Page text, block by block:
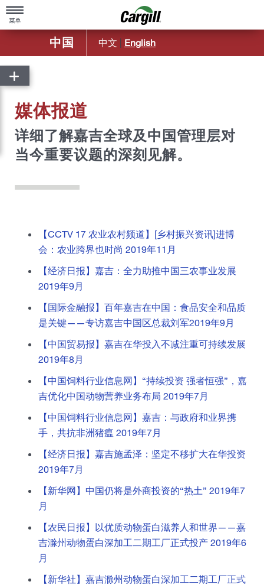
关于嘉吉
嘉吉概览
公司简介
造福社区
产品与服务
农业
食品配料及应用
嘉吉远洋运输部
嘉吉风险管理部
嘉吉美丽护理
职业发展
媒体报道
嘉吉中国业务分布
嘉吉全球
中国 中文 | English
媒体报道
详细了解嘉吉全球及中国管理层对
当今重要议题的深刻见解。
【CCTV 17 农业农村频道】[乡村振兴资讯]进博
会：农业跨界也时尚 2019年11月
【经济日报】嘉吉：全力助推中国三农事业发展
2019年9月
【国际金融报】百年嘉吉在中国：食品安全和品质
是关键——专访嘉吉中国区总裁刘军2019年9月
【中国贸易报】嘉吉在华投入不减注重可持续发展
2019年8月
【中国饲料行业信息网】“持续投资 强者恒强”，嘉
吉优化中国动物营养业务布局 2019年7月
【中国饲料行业信息网】嘉吉：与政府和业界携
手，共抗非洲猪瘟 2019年7月
【经济日报】嘉吉施孟泽：坚定不移扩大在华投资
2019年7月
【新华网】中国仍将是外商投资的“热土” 2019年7
月
【农民日报】以优质动物蛋白滋养人和世界——嘉
吉滁州动物蛋白深加工二期工厂正式投产 2019年6
月
【新华社】嘉吉滁州动物蛋白深加工二期工厂正式